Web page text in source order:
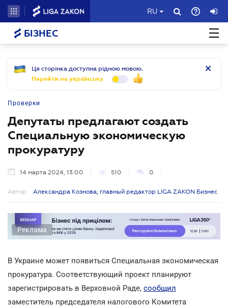
RU
БІЗНЕС
Ця сторінка доступна рідною мовою.
Перейти на українську
Проверки
Депутаты предлагают создать
Специальную экономическую
прокуратуру
14 марта 2024, 13:00 510 0
Автор: Александра Кознова, главный редактор LIGA ZAKON Бизнес
Реклама
В Украине может появиться Специальная экономическая
прокуратура. Соответствующий проект планируют
зарегистрировать в Верховной Раде, сообщил
заместитель председателя налогового Комитета